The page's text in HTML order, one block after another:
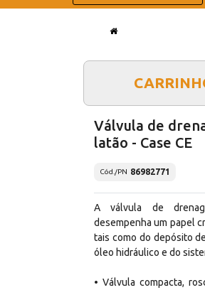
Válvula de
latão - Case CE
Cód./PN 86982771
A válvula de
desempenha um papel
tais como do depósito
óleo hidráulico e do
• Válvula compacta,